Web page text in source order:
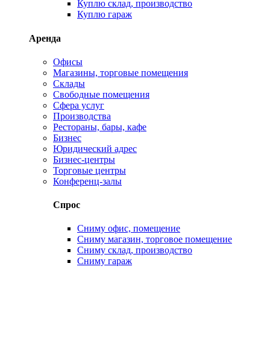
Куплю склад, производство
Куплю гараж
Аренда
Офисы
Магазины, торговые помещения
Склады
Свободные помещения
Сфера услуг
Производства
Рестораны, бары, кафе
Бизнес
Юридический адрес
Бизнес-центры
Торговые центры
Конференц-залы
Спрос
Сниму офис, помещение
Сниму магазин, торговое помещение
Сниму склад, производство
Сниму гараж